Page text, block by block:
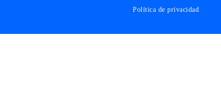
Política de privacidad